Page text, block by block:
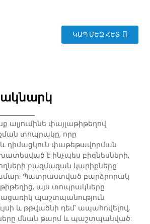
ԿԱՊ ՄԵԶ ՀԵՏ
ալյումինե փայլաթիթեղով
տոպրակը, որը
դիմացկուն փաթեթավորման
է ինչպես բիզնեսների,
բազմազան կարիքները
Պատրաստված բարձրորակ
այս տոպրակները
պաշտպանություն
և թթվածնի դեմ՝ ապահովելով,
մնան թարմ և պաշտպանված: